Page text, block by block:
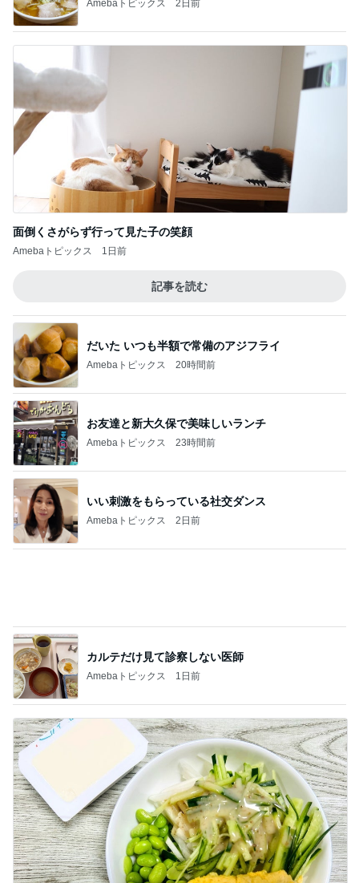
面倒くさがらず行って見た子の笑顔
Amebaトピックス 1日前
記事を読む
Amebaトピックス 20時間前
お友達と新大久保で美味しいランチ
Amebaトピックス 23時間前
いい刺激をもらっている社交ダンス
Amebaトピックス 2日前
カルテだけ見て診察しない医師
Amebaトピックス 1日前
美味しくて感動した減塩ドレッシング
Amebaトピックス 1日前
記事を読む
古村比呂 肌寒い北海道で打ち合わせ